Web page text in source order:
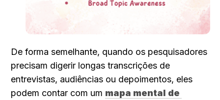
De forma semelhante, quando os pesquisadores
precisam digerir longas transcrições de
entrevistas, audiências ou depoimentos, eles
podem contar com um mapa mental de